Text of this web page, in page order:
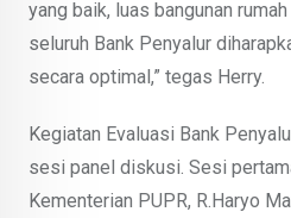
yang baik, luas bangunan
seluruh Bank Penyalur
secara optimal,” tegas Herry.
Kegiatan Evaluasi Bank
sesi panel diskusi. Sesi
Kementerian PUPR, R.Haryo